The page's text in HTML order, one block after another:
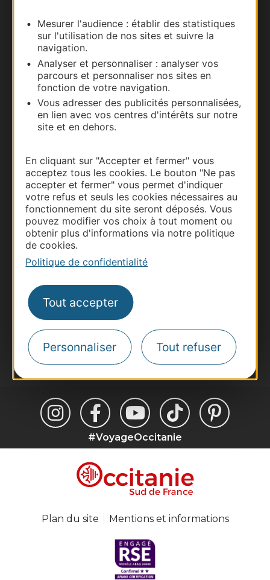
Mesurer l'audience : établir des statistiques
sur l'utilisation de nos sites et suivre la
navigation.
Analyser et personnaliser : analyser vos
parcours et personnaliser nos sites en
fonction de votre navigation.
Vous adresser des publicités personnalisées,
en lien avec vos centres d'intérêts sur notre
site et en dehors.
En cliquant sur "Accepter et fermer" vous
acceptez tous les cookies. Le bouton "Ne pas
accepter et fermer" vous permet d'indiquer
votre refus et seuls les cookies nécessaires au
fonctionnement du site seront déposés. Vous
pouvez modifier vos choix à tout moment ou
obtenir plus d'informations via notre politique
de cookies.
Politique de confidentialité
Tout accepter
Personnaliser Tout refuser
Carte interactive
Documentation
Thermalisme
Business/Mice
Pros d'Occitanie
Site presse et d'influence
Voyagistes
Destination Sport
Inscrivez-vous à la lettre d'information
Destination Occitanie pour recevoir des
suggestions de séjours, de visites et de sorties.
Je m'abonne
#VoyageOccitanie
Plan du site Mentions et informations